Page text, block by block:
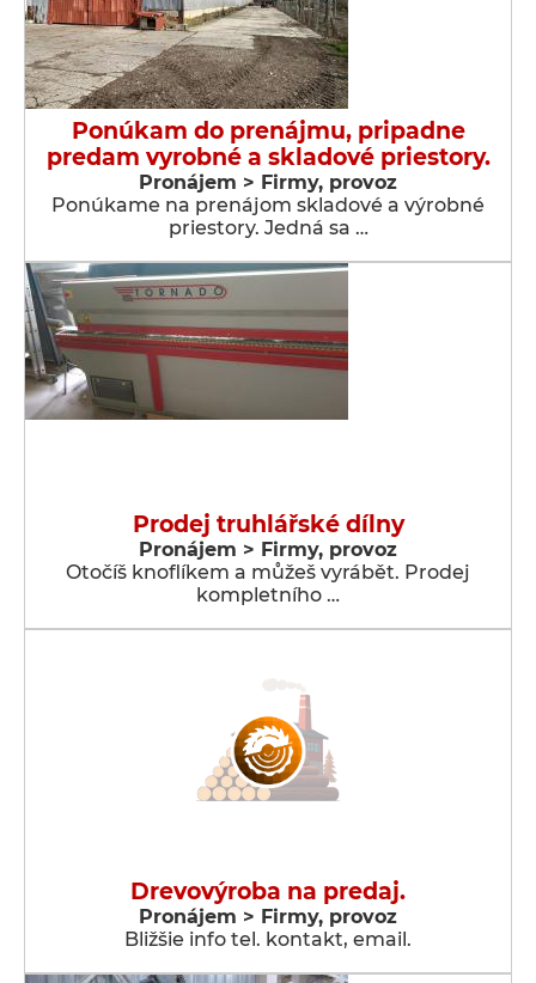
Ponúkam do prenájmu, pripadne
predam vyrobné a skladové priestory.
Pronájem > Firmy, provoz
Ponúkame na prenájom skladové a výrobné
priestory. Jedná sa …
Prodej truhlářské dílny
Pronájem > Firmy, provoz
Otočíš knoflíkem a můžeš vyrábět. Prodej
kompletního …
Drevovýroba na predaj.
Pronájem > Firmy, provoz
Bližšie info tel. kontakt, email.